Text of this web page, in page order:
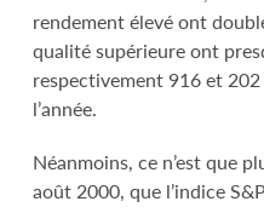
rendement élevé ont
qualité supérieure ont
respectivement 916 et
l’année.
Néanmoins, ce n’est que
août 2000, que l’indice